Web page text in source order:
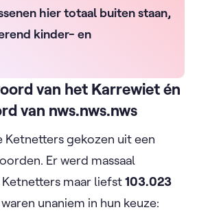
hier totaal buiten staan,
kinder- en
van het Karrewiet én
van nws.nws.nws
gekozen uit een
Er werd massaal
maar liefst103.023
unaniem in hun keuze: